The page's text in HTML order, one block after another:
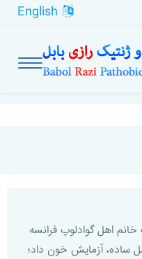
یک خانم اهل گوادلوپ فرانسه
ساده، آزمایش خون داد؛